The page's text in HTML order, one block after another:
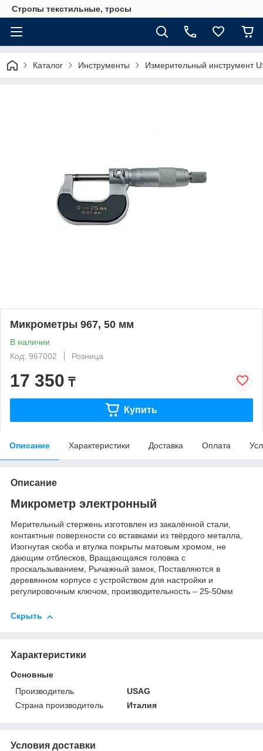
Стропы текстильные, тросы
Каталог Инструменты Измерительный инструмент
Микрометры 967, 50 мм
В наличии
Код: 967002
Розница
17 350 ₸
Купить
Описание Характеристики Доставка Оплата
Описание
Микрометр электронный
Мерительный стержень изготовлен из закалённой стали,
контактные поверхности со вставками из твёрдого металла,
Изогнутая скоба и втулка покрыты матовым хромом, не
дающим отблесков, Вращающаяся головка с
проскальзыванием, Рычажный замок, Поставляются в
деревянном корпусе с устройством для настройки и
регулировочным ключом, производительность – 25-50мм
Скрыть
Характеристики
Основные
Производитель
USAG
Страна производитель
Италия
Условия доставки